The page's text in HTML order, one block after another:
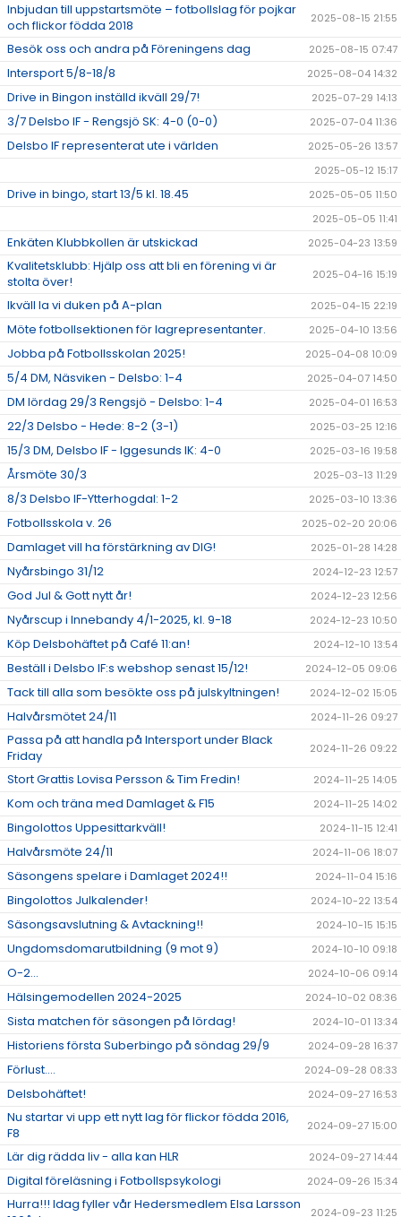
Inbjudan till uppstartsmöte – fotbollslag för pojkar
och flickor födda 2018
2025-08-15 21:55
Besök oss och andra på Föreningens dag 2025-08-15 07:47
Intersport 5/8-18/8 2025-08-04 14:32
Drive in Bingon inställd ikväll 29/7! 2025-07-29 14:13
3/7 Delsbo IF - Rengsjö SK: 4-0 (0-0) 2025-07-04 11:36
Delsbo IF representerat ute i världen
2025-05-26 13:57
2025-05-12 15:17
Drive in bingo, start 13/5 kl. 18.45
2025-05-05 11:50
2025-05-05 11:41
Enkäten Klubbkollen är utskickad 2025-04-23 13:59
Kvalitetsklubb: Hjälp oss att bli en förening vi är
stolta över!
2025-04-16 15:19
Ikväll la vi duken på A-plan 2025-04-15 22:19
Möte fotbollsektionen för lagrepresentanter. 2025-04-10 13:56
Jobba på Fotbollsskolan 2025! 2025-04-08 10:09
5/4 DM, Näsviken - Delsbo: 1-4 2025-04-07 14:50
DM lördag 29/3 Rengsjö - Delsbo: 1-4 2025-04-01 16:53
22/3 Delsbo - Hede: 8-2 (3-1) 2025-03-25 12:16
15/3 DM, Delsbo IF - Iggesunds IK: 4-0 2025-03-16 19:58
Årsmöte 30/3 2025-03-13 11:29
8/3 Delsbo IF-Ytterhogdal: 1-2 2025-03-10 13:36
Fotbollsskola v. 26 2025-02-20 20:06
Damlaget vill ha förstärkning av DIG! 2025-01-28 14:28
Nyårsbingo 31/12 2024-12-23 12:57
God Jul & Gott nytt år! 2024-12-23 12:56
Nyårscup i Innebandy 4/1-2025, kl. 9-18 2024-12-23 10:50
Köp Delsbohäftet på Café 11:an! 2024-12-10 13:54
Beställ i Delsbo IF:s webshop senast 15/12! 2024-12-05 09:06
Tack till alla som besökte oss på julskyltningen! 2024-12-02 15:05
Halvårsmötet 24/11 2024-11-26 09:27
Passa på att handla på Intersport under Black
Friday
2024-11-26 09:22
Stort Grattis Lovisa Persson & Tim Fredin! 2024-11-25 14:05
Kom och träna med Damlaget & F15 2024-11-25 14:02
Bingolottos Uppesittarkväll! 2024-11-15 12:41
Halvårsmöte 24/11 2024-11-06 18:07
Säsongens spelare i Damlaget 2024!! 2024-11-04 15:16
Bingolottos Julkalender! 2024-10-22 13:54
Säsongsavslutning & Avtackning!! 2024-10-15 15:15
Ungdomsdomarutbildning (9 mot 9) 2024-10-10 09:18
O-2... 2024-10-06 09:14
Hälsingemodellen 2024-2025 2024-10-02 08:36
Sista matchen för säsongen på lördag! 2024-10-01 13:34
Historiens första Suberbingo på söndag 29/9 2024-09-28 16:37
Förlust.... 2024-09-28 08:33
Delsbohäftet! 2024-09-27 16:53
Nu startar vi upp ett nytt lag för flickor födda 2016,
F8
2024-09-27 15:00
Lär dig rädda liv - alla kan HLR 2024-09-27 14:44
Digital föreläsning i Fotbollspsykologi 2024-09-26 15:34
Hurra!!! Idag fyller vår Hedersmedlem Elsa Larsson
2024-09-23 11:25